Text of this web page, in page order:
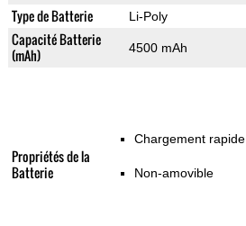
Type de Batterie Li-Poly
Capacité Batterie
(mAh)
4500 mAh
Propriétés de la
Batterie
Chargement rapide
Non-amovible